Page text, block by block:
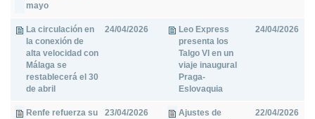
mayo
La circulación en
la conexión de
alta velocidad con
Málaga se
restablecerá el 30
de abril
24/04/2026
Leo Express
presenta los
Talgo VI en un
viaje inaugural
Praga-
Eslovaquia
24/04/2026
Renfe refuerza su
23/04/2026
Ajustes de
22/04/2026